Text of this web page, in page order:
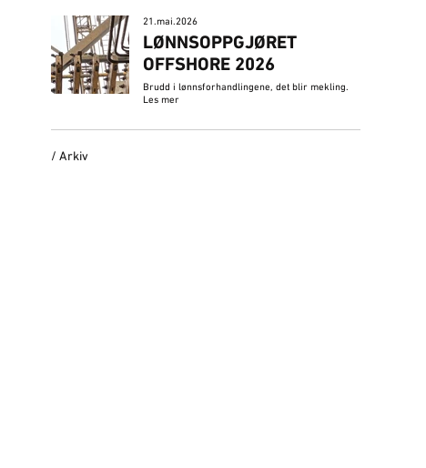
21.mai.2026
LØNNSOPPGJØRET
OFFSHORE 2026
Brudd i lønnsforhandlingene, det blir mekling.
Les mer
/ Arkiv